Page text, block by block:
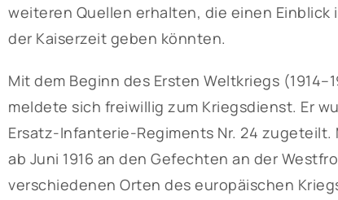
weiteren Quellen erhalten, die einen Einblick
der Kaiserzeit geben könnten.
Mit dem Beginn des Ersten Weltkriegs
meldete sich freiwillig zum Kriegsdienst. Er
Ersatz-Infanterie-Regiments Nr. 24 zugeteilt.
ab Juni 1916 an den Gefechten an der
verschiedenen Orten des europäischen